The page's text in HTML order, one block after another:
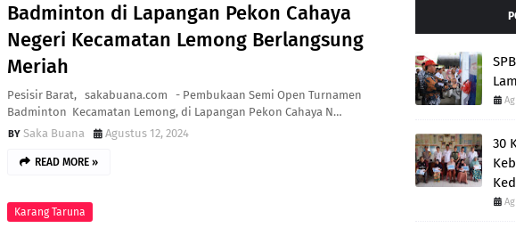
Badminton di Lapangan Pekon Cahaya
Negeri Kecamatan Lemong Berlangsung
Meriah
Pesisir Barat, sakabuana.com - Pembukaan Semi Open Turnamen
Badminton Kecamatan Lemong, di Lapangan Pekon Cahaya N…
Saka Buana
Agustus 12, 2024
READ MORE »
Karang Taruna
30